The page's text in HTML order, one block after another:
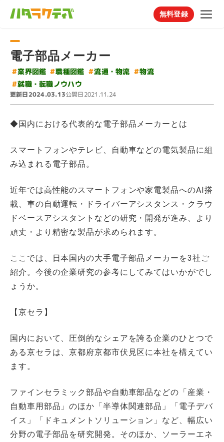
無料登録
電子部品メーカー
#業界図鑑 #職種図鑑 #流通・物流 #物流
#就職・転職ノウハウ
更新日2024.03.13公開日2021.11.24
◆国内における代表的な電子部品メーカーとは
スマートフォンやテレビ、自動車などの電気製品に組
み込まれる電子部品。
近年では高性能のスマートフォンや家電製品へのAI搭
載、車の自動運転・ドライバーアシスタンス・クラウ
ドベースアシスタントなどの研究・開発が進み、より
頑丈・より精密な製品が求められます。
ここでは、日本国内の大手電子部品メーカーを3社ご
紹介。今後の企業研究の参考にしてみてはいかがでし
ょうか。
【京セラ】
国内において、圧倒的なシェアを誇る企業のひとつで
ある京セラは、京都府京都市伏見区に本社を構えてい
ます。
ファインセラミック部品や自動車部品などの「産業・
自動車用部品」のほか「半導体関連部品」「電子デバ
イス」「ドキュメントソリューション」など、幅広い
分野の電子部品を研究開発。そのほか、ソーラーエネ